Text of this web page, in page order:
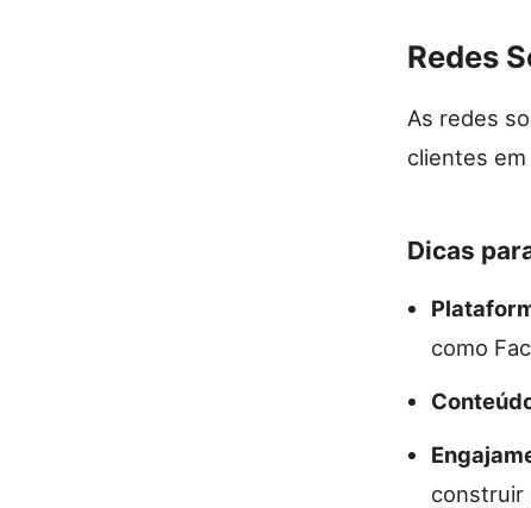
Redes
As redes
clientes
Dicas
como
construir